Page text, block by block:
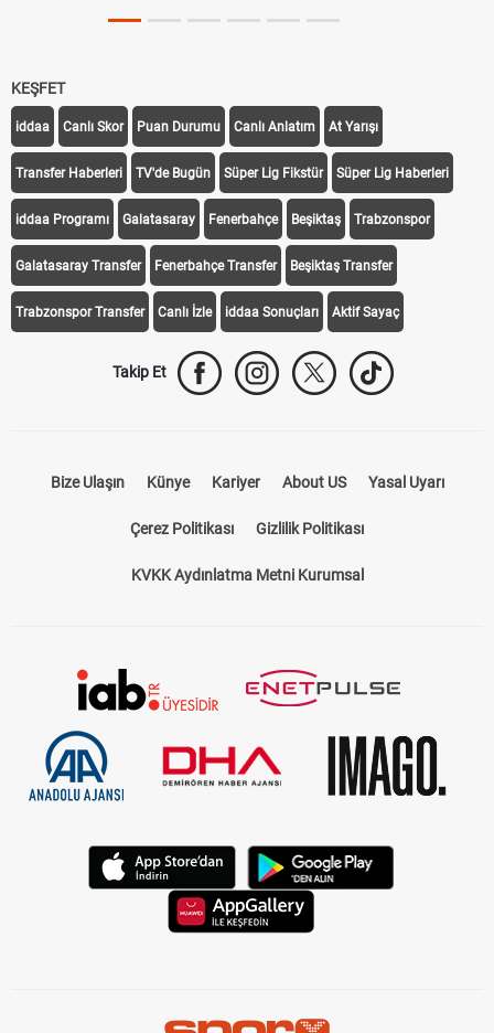
KEŞFET
iddaa Canlı Skor Puan Durumu Canlı Anlatım At Yarışı
Transfer Haberleri TV'de Bugün Süper Lig Fikstür Süper Lig Haberleri
iddaa Programı Galatasaray Fenerbahçe Beşiktaş Trabzonspor
Galatasaray Transfer Fenerbahçe Transfer Beşiktaş Transfer
Trabzonspor Transfer Canlı İzle iddaa Sonuçları Aktif Sayaç
Takip Et
Bize Ulaşın Künye Kariyer About US Yasal Uyarı
Çerez Politikası Gizlilik Politikası
KVKK Aydınlatma Metni Kurumsal